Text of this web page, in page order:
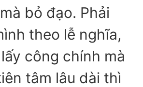
bỏ đạo. Phải
theo lễ nghĩa,
công chính mà
tâm lâu dài thì